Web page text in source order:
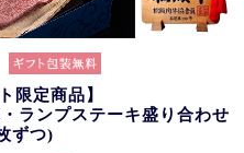
限定商品】
ランプステーキ盛り合わせ
ずつ)